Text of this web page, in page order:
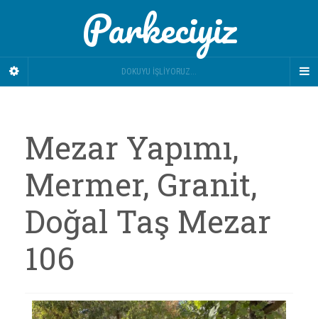
Parkeciyiz
DOKUYU İŞLIYORUZ...
Mezar Yapımı,
Mermer, Granit,
Doğal Taş Mezar
106